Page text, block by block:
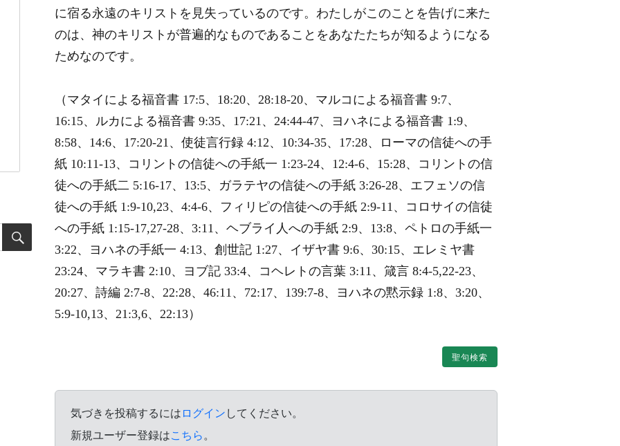
に宿る永遠のキリストを見失っているのです。わたしがこのことを告げに来た
のは、神のキリストが普遍的なものであることをあなたたちが知るようになる
ためなのです。
（マタイによる福音書 17:5、18:20、28:18-20、マルコによる福音書 9:7、
16:15、ルカによる福音書 9:35、17:21、24:44-47、ヨハネによる福音書 1:9、
8:58、14:6、17:20-21、使徒言行録 4:12、10:34-35、17:28、ローマの信徒への手
紙 10:11-13、コリントの信徒への手紙一 1:23-24、12:4-6、15:28、コリントの信
徒への手紙二 5:16-17、13:5、ガラテヤの信徒への手紙 3:26-28、エフェソの信
徒への手紙 1:9-10,23、4:4-6、フィリピの信徒への手紙 2:9-11、コロサイの信徒
への手紙 1:15-17,27-28、3:11、ヘブライ人への手紙 2:9、13:8、ペトロの手紙一
3:22、ヨハネの手紙一 4:13、創世記 1:27、イザヤ書 9:6、30:15、エレミヤ書
23:24、マラキ書 2:10、ヨブ記 33:4、コヘレトの言葉 3:11、箴言 8:4-5,22-23、
20:27、詩編 2:7-8、22:28、46:11、72:17、139:7-8、ヨハネの黙示録 1:8、3:20、
5:9-10,13、21:3,6、22:13）
聖句検索
気づきを投稿するには ログイン してください。
新規ユーザー登録はこちら 。